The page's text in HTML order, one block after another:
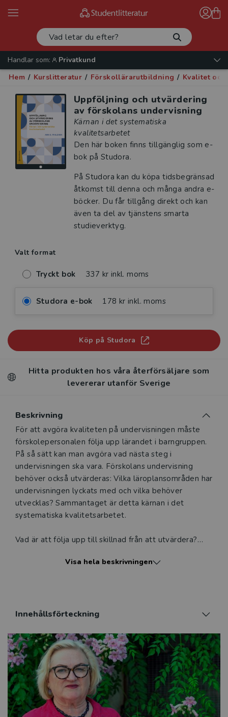
Handlar som:
Privatkund
Hem / Kurslitteratur / Förskollärarutbildning / Kvalitet
Uppföljning och utvärdering
av förskolans undervisning
Kärnan i det systematiska
kvalitetsarbetet
Den här boken finns tillgänglig som e-
bok på Studora.
På Studora kan du köpa tidsbegränsad
åtkomst till denna och många andra e-
böcker. Du får tillgång direkt och kan
även ta del av tjänstens smarta
studieverktyg.
Valt format
Tryckt bok 337 kr inkl. moms
Studora e-bok 178 kr inkl. moms
Köp på Studora
Hitta produkten hos våra återförsäljare som
levererar utanför Sverige
Beskrivning
Beskrivning
För att avgöra kvaliteten på undervisningen måste
förskolepersonalen följa upp lärandet i barngruppen.
På så sätt kan man avgöra vad nästa steg i
undervisningen ska vara. Förskolans undervisning
behöver också utvärderas: Vilka läroplansområden har
undervisningen lyckats med och vilka behöver
utvecklas? Sammantaget är detta kärnan i det
systematiska kvalitetsarbetet.
Vad är att följa upp till skillnad från att utvärdera?
tillförlitlig? Vilka processer är lämpliga för att
mellan teoretiska ramar och praktiska exempel från
arbetsmetoder.
Förskolans pedagogiska personal, rektorer och
huvudmän erbjuds stödstrukturer för
utvecklingsarbete i arbetslag, på förskolan och i
ledningsgrupper. Varje kapitel avslutas med frågor
som underlag för individuell reflektion och gemensam
Visa hela beskrivningen
Innehållsförteckning